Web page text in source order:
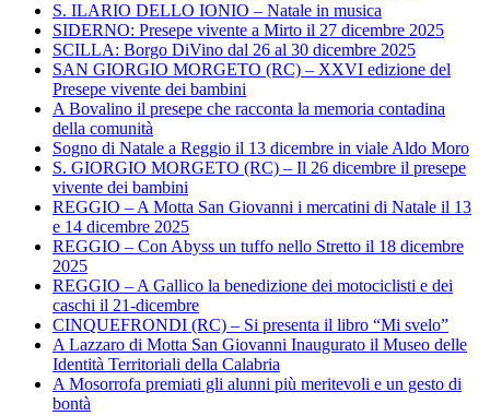
S. ILARIO DELLO IONIO – Natale in musica
SIDERNO: Presepe vivente a Mirto il 27 dicembre 2025
SCILLA: Borgo DiVino dal 26 al 30 dicembre 2025
SAN GIORGIO MORGETO (RC) – XXVI edizione del
Presepe vivente dei bambini
A Bovalino il presepe che racconta la memoria contadina
della comunità
Sogno di Natale a Reggio il 13 dicembre in viale Aldo Moro
S. GIORGIO MORGETO (RC) – Il 26 dicembre il presepe
vivente dei bambini
REGGIO – A Motta San Giovanni i mercatini di Natale il 13
e 14 dicembre 2025
REGGIO – Con Abyss un tuffo nello Stretto il 18 dicembre
2025
REGGIO – A Gallico la benedizione dei motociclisti e dei
caschi il 21-dicembre
CINQUEFRONDI (RC) – Si presenta il libro “Mi svelo”
A Lazzaro di Motta San Giovanni Inaugurato il Museo delle
Identità Territoriali della Calabria
A Mosorrofa premiati gli alunni più meritevoli e un gesto di
bontà